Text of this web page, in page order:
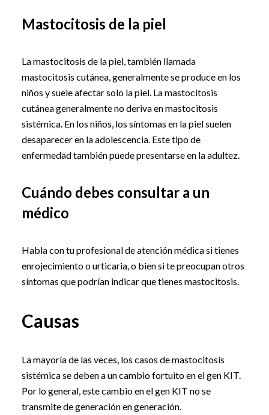
Mastocitosis de la piel
La mastocitosis de la piel, también llamada
mastocitosis cutánea, generalmente se produce en los
niños y suele afectar solo la piel. La mastocitosis
cutánea generalmente no deriva en mastocitosis
sistémica. En los niños, los síntomas en la piel suelen
desaparecer en la adolescencia. Este tipo de
enfermedad también puede presentarse en la adultez.
Cuándo debes consultar a un
médico
Habla con tu profesional de atención médica si tienes
enrojecimiento o urticaria, o bien si te preocupan otros
síntomas que podrían indicar que tienes mastocitosis.
Causas
La mayoría de las veces, los casos de mastocitosis
sistémica se deben a un cambio fortuito en el gen KIT.
Por lo general, este cambio en el gen KIT no se
transmite de generación en generación.